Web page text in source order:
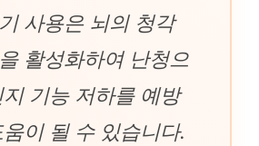
사용은 뇌의 청각
활성화하여 난청으
지 기능 저하를 예방
이 될 수 있습니다.